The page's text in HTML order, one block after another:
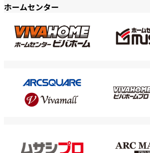
ホームセンター